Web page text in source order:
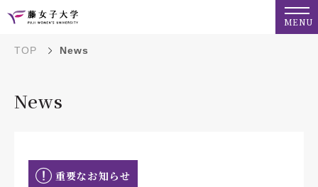
MENU
TOP News
News
重要なお知らせ